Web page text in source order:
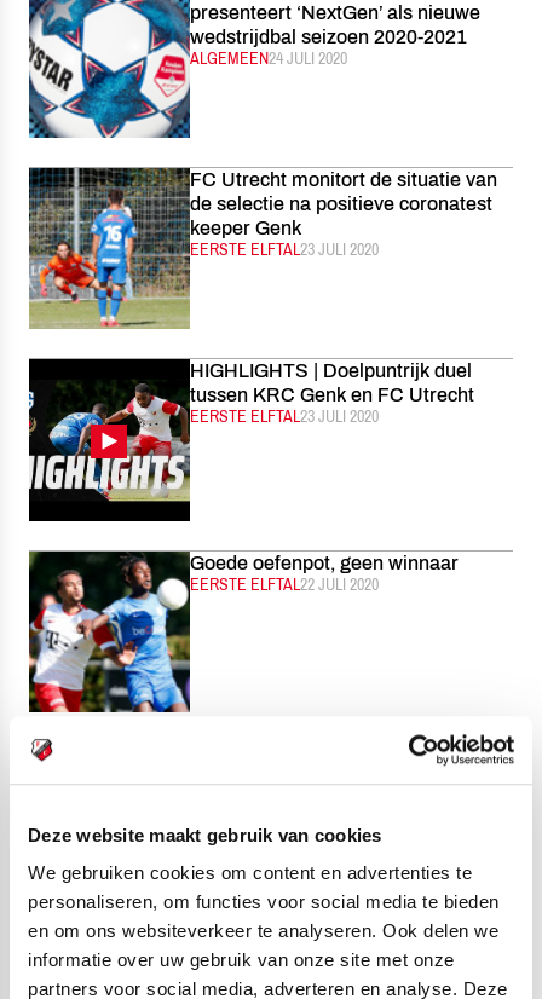
Deze website maakt gebruik van cookies
We gebruiken cookies om content en advertenties te
personaliseren, om functies voor social media te bieden
en om ons websiteverkeer te analyseren. Ook delen we
informatie over uw gebruik van onze site met onze
partners voor social media, adverteren en analyse. Deze
presenteert ‘NextGen’ als nieuwe
wedstrijdbal seizoen 2020-2021
CATEGORIE:
ALGEMEENGEPUBLICEERD:
24 JULI 2020
FC Utrecht monitort de situatie van
de selectie na positieve coronatest
keeper Genk
CATEGORIE:
EERSTE ELFTALGEPUBLICEERD:
23 JULI 2020
HIGHLIGHTS | Doelpuntrijk duel
tussen KRC Genk en FC Utrecht
CATEGORIE:
EERSTE ELFTALGEPUBLICEERD:
23 JULI 2020
Goede oefenpot, geen winnaar
CATEGORIE:
EERSTE ELFTALGEPUBLICEERD:
22 JULI 2020
Unieke Gouden Tijger-uitreiking:
FC Utrecht Business trapt
jubileumseizoen af op tribune van
Stadion Galgenwaard